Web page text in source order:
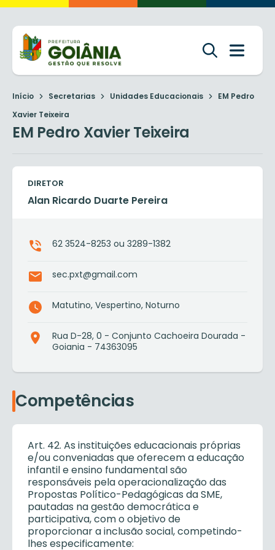
Início Secretarias Unidades Educacionais
EM Pedro
Xavier Teixeira
EM Pedro Xavier Teixeira
DIRETOR
Alan Ricardo Duarte Pereira
62 3524-8253 ou 3289-1382
sec.pxt@gmail.com
Matutino, Vespertino, Noturno
Rua D-28, 0 - Conjunto Cachoeira Dourada -
Goiania - 74363095
Competências
Art. 42. As instituições educacionais próprias
e/ou conveniadas que oferecem a educação
infantil e ensino fundamental são
responsáveis pela operacionalização das
Propostas Político-Pedagógicas da SME,
pautadas na gestão democrática e
participativa, com o objetivo de
proporcionar a inclusão social, competindo-
lhes especificamente: